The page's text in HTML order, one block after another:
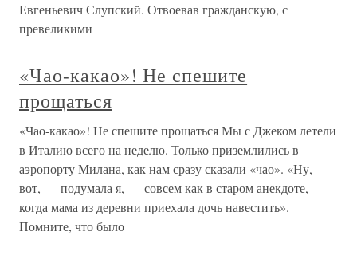
Евгеньевич Слупский. Отвоевав гражданскую, с
превеликими
«Чао-какао»! Не спешите
прощаться
«Чао-какао»! Не спешите прощаться Мы с Джеком летели
в Италию всего на неделю. Только приземлились в
аэропорту Милана, как нам сразу сказали «чао». «Ну,
вот, — подумала я, — совсем как в старом анекдоте,
когда мама из деревни приехала дочь навестить».
Помните, что было